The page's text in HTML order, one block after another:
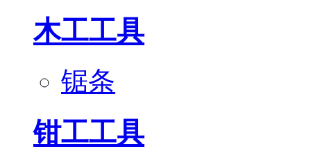
木工工具
锯条
钳工工具